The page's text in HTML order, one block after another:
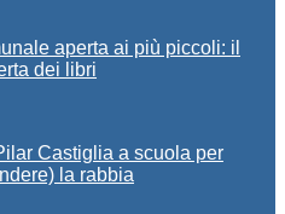
aperta ai più piccoli: il
dei libri
Castiglia a scuola per
la rabbia